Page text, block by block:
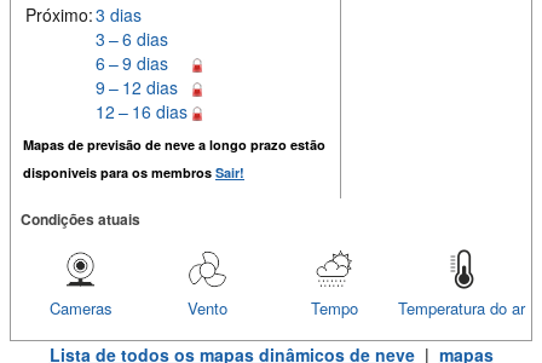
Próximo:3 dias
3 – 6 dias
6 – 9 dias
9 – 12 dias
12 – 16 dias
Mapas de previsão de neve a longo prazo estão
disponiveis para os membros Sair!
Condições atuais
Temperatura do ar
Tempo
Vento
Cameras
Lista de todos os mapas dinâmicos de neve| mapas